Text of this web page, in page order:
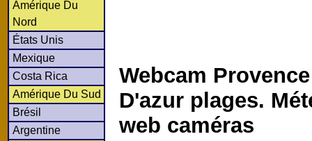
Amérique Du
Nord
États Unis
Mexique
Costa Rica
Amérique Du Sud
Brésil
Argentine
Webcam
D'azur plages.
web caméras